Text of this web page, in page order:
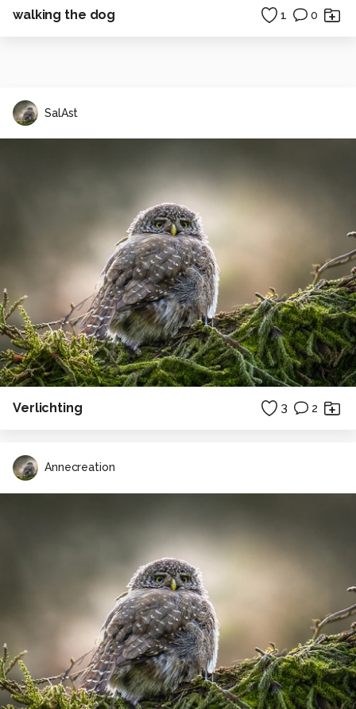
walking the dog 1 0
SalAst
Verlichting 3 2
Annecreation